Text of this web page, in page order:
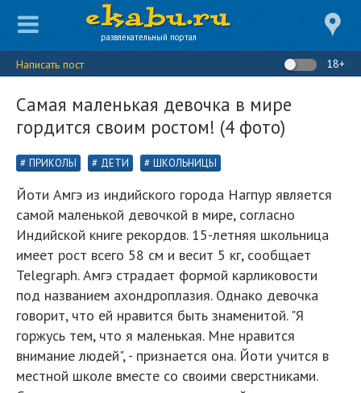
развлекательный портал
Написать пост 18+
Самая маленькая девочка в мире
гордится своим ростом! (4 фото)
ПРИКОЛЫ ДЕТИ ШКОЛЬНИЦЫ
Йоти Амгэ из индийского города Нагпур является
самой маленькой девочкой в мире, согласно
Индийской книге рекордов. 15-летняя школьница
имеет рост всего 58 см и весит 5 кг, сообщает
Telegraph. Амгэ страдает формой карликовости
под названием ахондроплазия. Однако девочка
говорит, что ей нравится быть знаменитой. "Я
горжусь тем, что я маленькая. Мне нравится
внимание людей", - признается она. Йоти учится в
местной школе вместе со своими сверстниками.